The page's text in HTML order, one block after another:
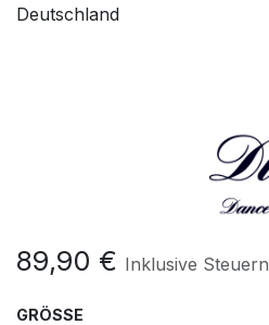
Deutschland
89,90 € Inklusive Steuern
GRÖSSE